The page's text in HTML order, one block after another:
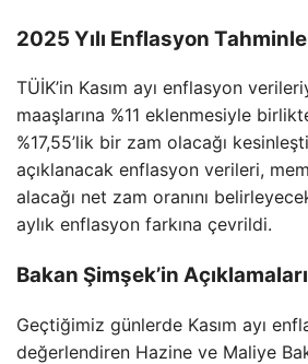
2025 Yılı Enflasyon
TÜİK’in Kasım ayı enflasyon
maaşlarına %11 eklenmesiyle
%17,55’lik bir zam olacağı
açıklanacak enflasyon verileri,
alacağı net zam oranını
aylık enflasyon farkına çevrildi.
Bakan Şimşek’in Açıklamaları
Geçtiğimiz günlerde Kasım ayı
değerlendiren Hazine ve Maliye